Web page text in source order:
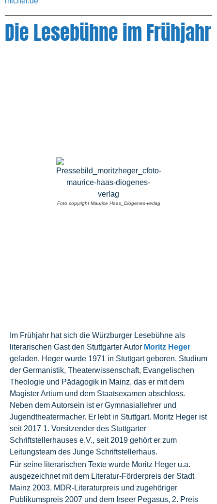
Die Lesebühne im Frühjahr
Foto copyright Maurice Haas_Diogenes-verlag
Im Frühjahr hat sich die Würzburger Lesebühne als
literarischen Gast den Stuttgarter Autor Moritz Heger
geladen. Heger wurde 1971 in Stuttgart geboren. Studium
der Germanistik, Theaterwissenschaft, Evangelischen
Theologie und Pädagogik in Mainz, das er mit dem
Magister Artium und dem Staatsexamen abschloss.
Neben dem Autorsein ist er Gymnasiallehrer und
Jugendtheatermacher. Er lebt in Stuttgart. Moritz Heger ist
seit 2017 1. Vorsitzender des Stuttgarter
Schriftstellerhauses e.V., seit 2019 gehört er zum
Leitungsteam des Junge Schriftstellerhaus.
Für seine literarischen Texte wurde Moritz Heger u.a.
ausgezeichnet mit dem Literatur-Förderpreis der Stadt
Mainz 2003, MDR-Literaturpreis und zugehöriger
Publikumspreis 2007 und dem Irseer Pegasus, 2. Preis